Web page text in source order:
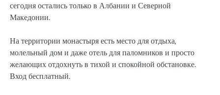
сегодня остались только в Албании и Северной
Македонии.
На территории монастыря есть место для отдыха,
молельный дом и даже отель для паломников и просто
желающих отдохнуть в тихой и спокойной обстановке.
Вход бесплатный.